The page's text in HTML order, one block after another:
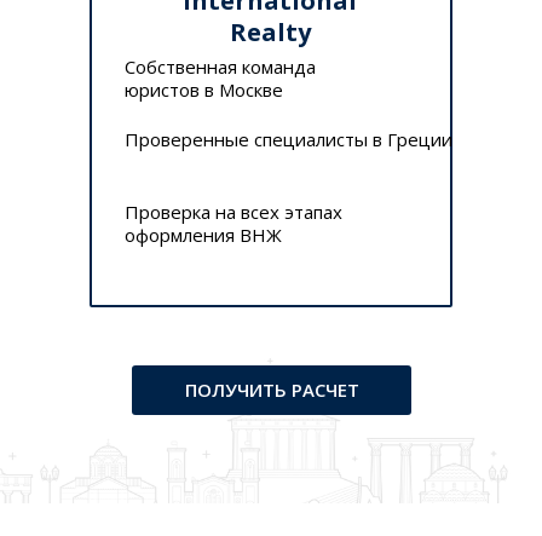
Realty
Собственная команда
юристов в Москве
Проверенные специалисты в Греции
Проверка на всех этапах
оформления ВНЖ
ПОЛУЧИТЬ РАСЧЕТ